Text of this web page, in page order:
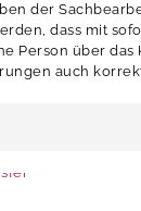
der
dass mit
Person über
auch